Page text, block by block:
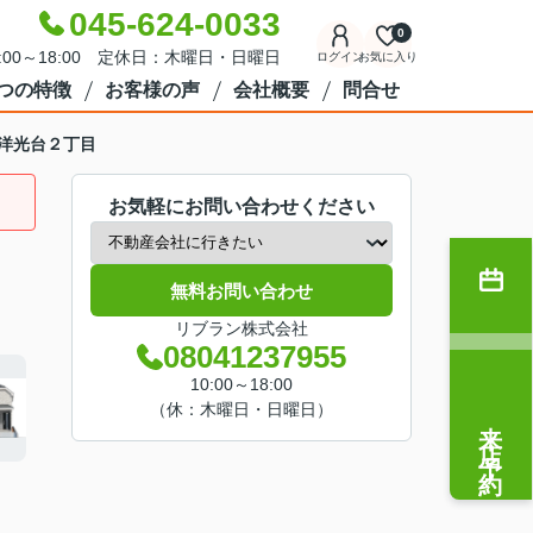
045-624-0033
～18:00 定休日：木曜日・日曜日 ログインお気に入り
0
の特徴 お客様の声 会社概要 問合せ
光台２丁目
お気軽にお問い合わせください
無料お問い合わせ
リブラン株式会社
08041237955
10:00～18:00
（休：木曜日・日曜日）
来店予約